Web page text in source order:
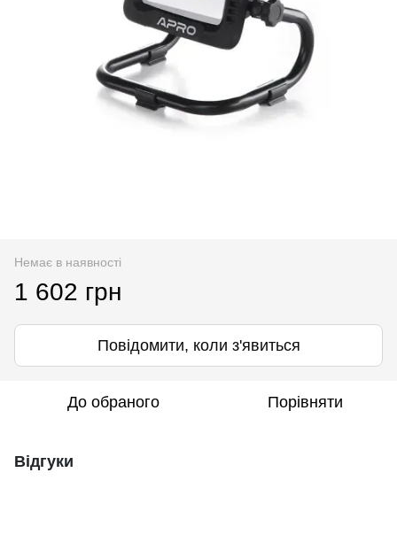
Немає в наявності
1 602 грн
Повідомити, коли з'явиться
До обраного Порівняти
Відгуки